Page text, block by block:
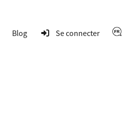
Blog Se connecter